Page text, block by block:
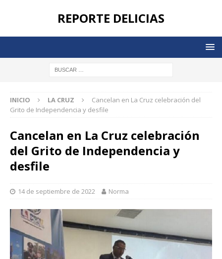
REPORTE DELICIAS
INICIO LA CRUZ
Cancelan en La Cruz celebración del
Grito de Independencia y desfile
Cancelan en La Cruz celebración
del Grito de Independencia y
desfile
14 de septiembre de 2022 Norma